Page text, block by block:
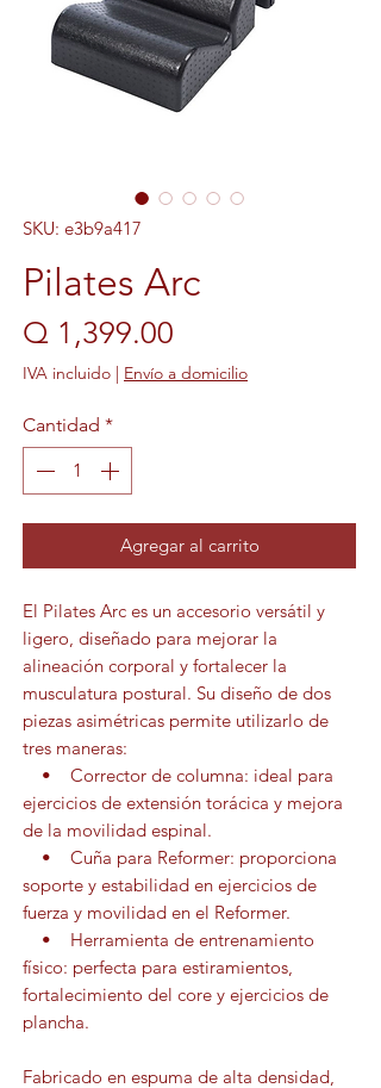
SKU: e3b9a417
Pilates Arc
Q 1,399.00
IVA incluido | Envío a domicilio
Cantidad *
Agregar al carrito
El Pilates Arc es un accesorio versátil y
ligero, diseñado para mejorar la
alineación corporal y fortalecer la
musculatura postural. Su diseño de dos
piezas asimétricas permite utilizarlo de
tres maneras:
• Corrector de columna: ideal para
ejercicios de extensión torácica y mejora
de la movilidad espinal.
• Cuña para Reformer: proporciona
soporte y estabilidad en ejercicios de
fuerza y movilidad en el Reformer.
• Herramienta de entrenamiento
físico: perfecta para estiramientos,
fortalecimiento del core y ejercicios de
plancha.
Fabricado en espuma de alta densidad,